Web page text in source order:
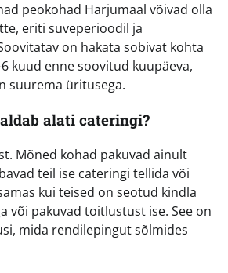
peokohad Harjumaal võivad olla
eriti suveperioodil ja
on hakata sobivat kohta
kuud enne soovitud kuupäeva,
suurema üritusega.
alati cateringi?
Mõned kohad pakuvad ainult
teil ise cateringi tellida või
kui teised on seotud kindla
või pakuvad toitlustust ise. See on
mida rendilepingut sõlmides